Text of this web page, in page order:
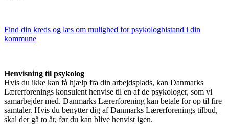
Find din kreds og læs om mulighed for psykologbistand i din
kommune
Henvisning til psykolog
Hvis du ikke kan få hjælp fra din arbejdsplads, kan Danmarks
Lærerforenings konsulent henvise til en af de psykologer, som vi
samarbejder med. Danmarks Lærerforening kan betale for op til fire
samtaler. Hvis du benytter dig af Danmarks Lærerforenings tilbud,
skal der gå to år, før du kan blive henvist igen.